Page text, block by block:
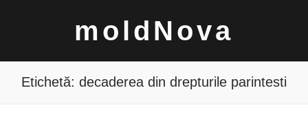
moldNova
Etichetă: decaderea din drepturile parintesti